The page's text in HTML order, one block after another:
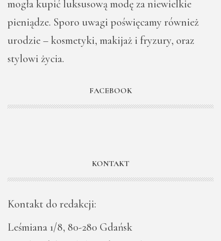
mogła kupić luksusową modę za niewielkie
pieniądze. Sporo uwagi poświęcamy również
urodzie – kosmetyki, makijaż i fryzury, oraz
stylowi życia.
FACEBOOK
KONTAKT
Kontakt do redakcji:
Leśmiana 1/8, 80-280 Gdańsk